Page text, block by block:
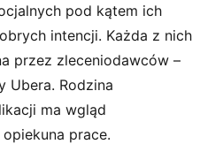
pod kątem ich
intencji. Każda z nich
przez zleceniodawców –
Ubera. Rodzina
ma wgląd
prace.